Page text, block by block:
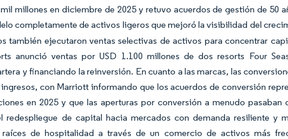
millones en diciembre de 2025 y retuvo acuerdos de gestión de 50
completamente de activos ligeros que mejoró la visibilidad del
también ejecutaron ventas selectivas de activos para concentrar
anunció ventas por USD 1.100 millones de dos resorts Four
y financiando la reinversión. En cuanto a las marcas, las
con Marriott informando que los acuerdos de conversión
en 2025 y que las aperturas por conversión a menudo pasaban
redespliegue de capital hacia mercados con demanda resiliente y
de hospitalidad a través de un comercio de activos más